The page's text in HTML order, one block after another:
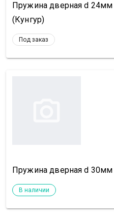
Пружина дверная d
(Кунгур)
Под заказ
Пружина дверная d 30мм
В наличии